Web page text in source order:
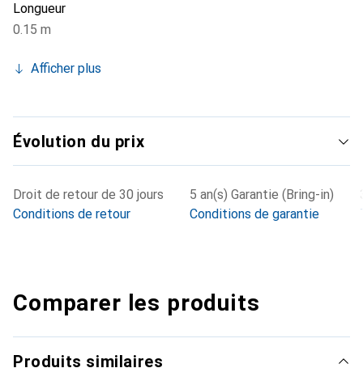
Longueur
0.15 m
Afficher plus
Évolution du prix
Droit de retour de 30 jours
Conditions de retour
5 an(s) Garantie (Bring-in)
Conditions de garantie
Comparer les produits
Produits similaires